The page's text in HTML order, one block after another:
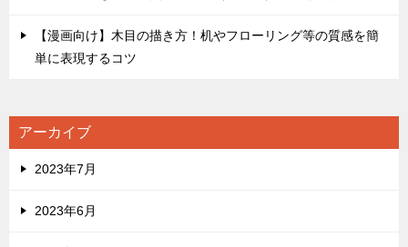
【漫画向け】木目の描き方！机やフローリング等の質感を簡
単に表現するコツ
アーカイブ
2023年7月
2023年6月